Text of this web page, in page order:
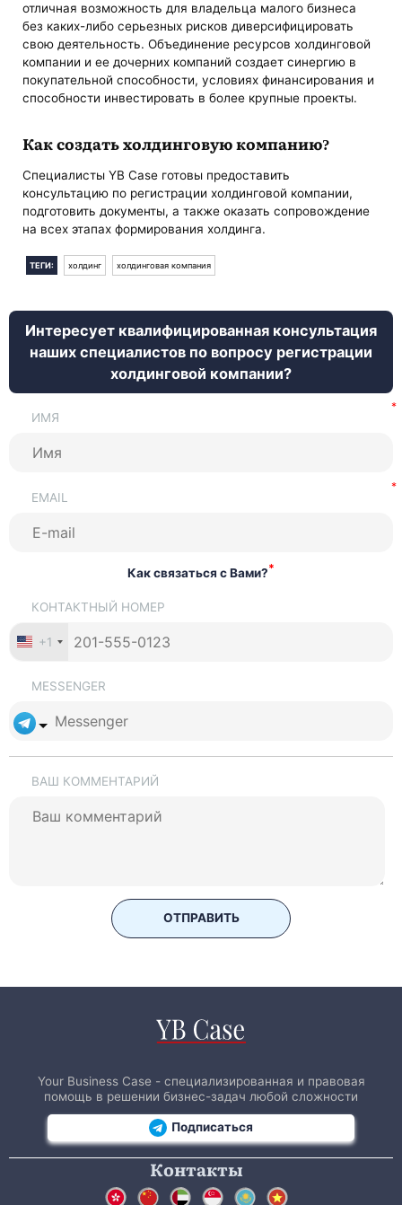
отличная возможность для владельца малого бизнеса
без каких-либо серьезных рисков диверсифицировать
свою деятельность. Объединение ресурсов холдинговой
компании и ее дочерних компаний создает синергию в
покупательной способности, условиях финансирования и
способности инвестировать в более крупные проекты.
Как создать холдинговую компанию?
Специалисты YB Case готовы предоставить
консультацию по регистрации холдинговой компании,
подготовить документы, а также оказать сопровождение
на всех этапах формирования холдинга.
ТЕГИ: холдинг холдинговая компания
Интересует квалифицированная консультация
наших специалистов по вопросу регистрации
холдинговой компании?
ИМЯ
EMAIL
Как связаться с Вами?*
КОНТАКТНЫЙ НОМЕР
+1
MESSENGER
ВАШ КОММЕНТАРИЙ
ОТПРАВИТЬ
Your Business Case - специализированная и правовая
помощь в решении бизнес-задач любой сложности
Подписаться
Контакты